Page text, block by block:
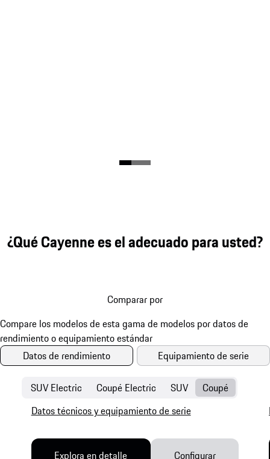
¿Qué Cayenne es el adecuado para usted?
Comparar por
Datos de rendimiento Equipamiento de serie
SUV Electric Coupé Electric SUV
Coupé
Datos técnicos y equipamiento de serie
Explora en detalle Configurar